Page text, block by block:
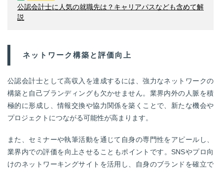
公認会計士に人気の就職先は？キャリアパスなども含めて解
説
ネットワーク構築と評価向上
公認会計士として高収入を達成するには、強力なネットワークの
構築と自己ブランディングも欠かせません。業界内外の人脈を積
極的に形成し、情報交換や協力関係を築くことで、新たな機会や
プロジェクトにつながる可能性が高まります。
また、セミナーや執筆活動を通じて自身の専門性をアピールし、
業界内での評価を向上させることもポイントです。SNSやプロ向
けのネットワーキングサイトを活用し、自身のブランドを確立で